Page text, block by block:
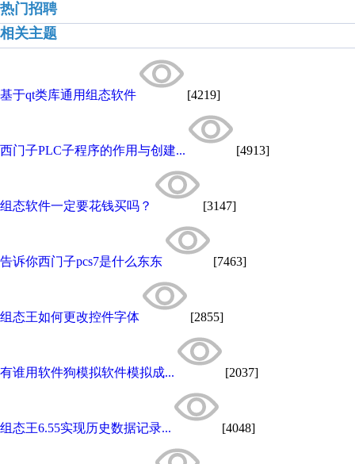
热门招聘
相关主题
基于qt类库通用组态软件 [4219]
西门子PLC子程序的作用与创建... [4913]
组态软件一定要花钱买吗？ [3147]
告诉你西门子pcs7是什么东东 [7463]
组态王如何更改控件字体 [2855]
有谁用软件狗模拟软件模拟成... [2037]
组态王6.55实现历史数据记录... [4048]